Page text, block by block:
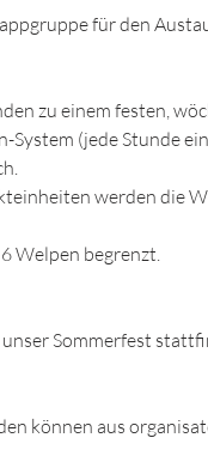
für den
zu einem festen,
(jede Stunde
werden die
Welpen begrenzt.
Sommerfest
können aus